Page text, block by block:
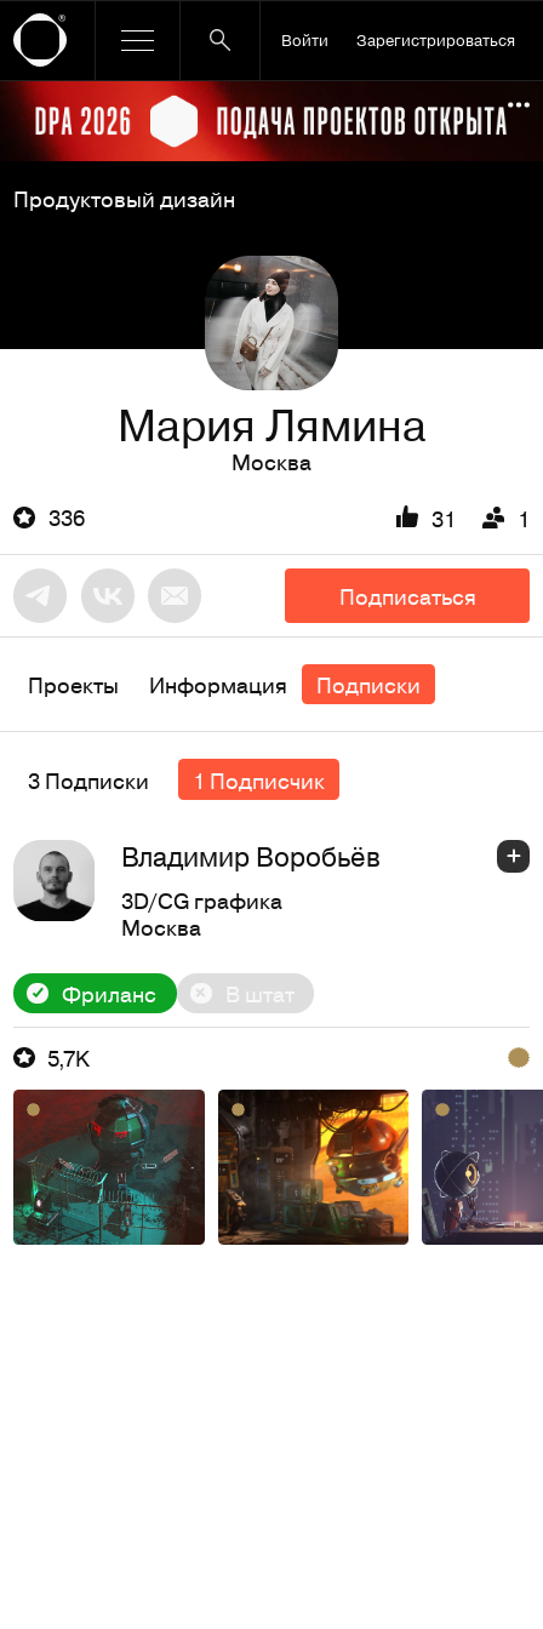
Войти Зарегистрироваться
Ссылка баннера
Продуктовый дизайн
Мария Лямина
Москва
336
31 1
Подписаться
Проекты Информация Подписки
3 Подписки 1 Подписчик
Владимир Воробьёв
3D/CG графика
Москва
Фриланс В штат
5,7K